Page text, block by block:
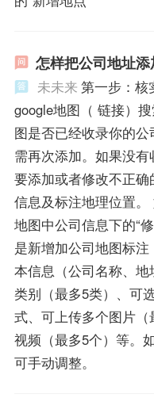
怎样把公司地址
未未来 第一步：核
google地图（ 链接）
图是否已经收录你的
需再次添加。如果没
要添加或者修改不正
信息及标注地理位置
地图中公司信息下的“
是新增加公司地图标
本信息（公司名称、
类别（最多5类）、可
式、可上传多个图片
视频（最多5个）等。
可手动调整。